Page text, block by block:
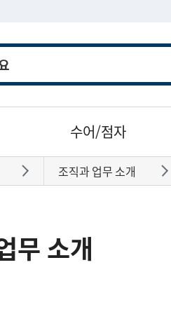
수어/점자
바로가기조직과 업무 소개
무 소개